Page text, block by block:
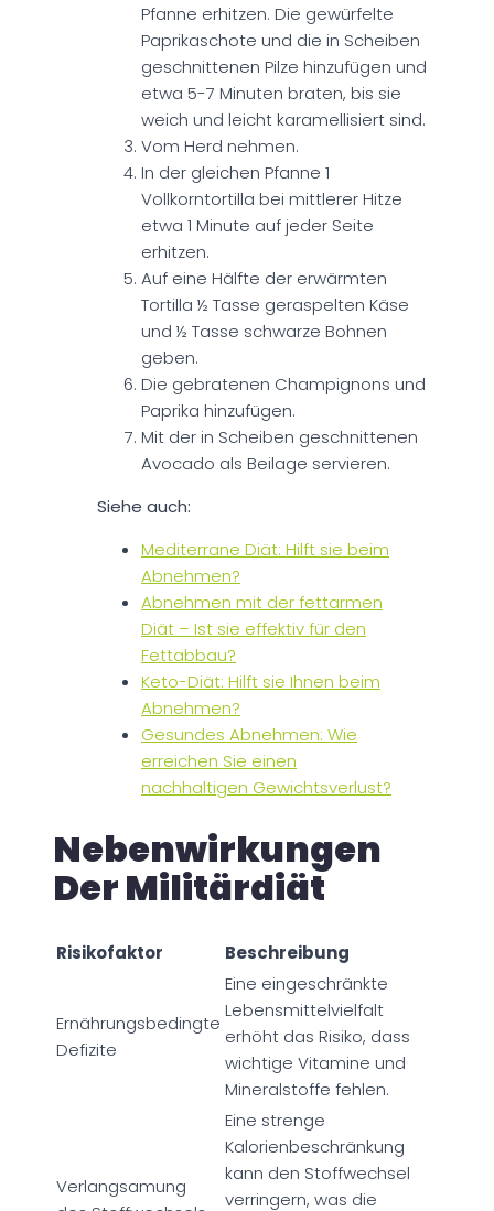
Pfanne erhitzen. Die gewürfelte
Paprikaschote und die in Scheiben
geschnittenen Pilze hinzufügen und
etwa 5-7 Minuten braten, bis sie
weich und leicht karamellisiert sind.
Vom Herd nehmen.
In der gleichen Pfanne 1
Vollkorntortilla bei mittlerer Hitze
etwa 1 Minute auf jeder Seite
erhitzen.
Auf eine Hälfte der erwärmten
Tortilla ½ Tasse geraspelten Käse
und ½ Tasse schwarze Bohnen
geben.
Die gebratenen Champignons und
Paprika hinzufügen.
Mit der in Scheiben geschnittenen
Avocado als Beilage servieren.
Siehe auch:
Mediterrane Diät: Hilft sie beim
Abnehmen?
Abnehmen mit der fettarmen
Diät – Ist sie effektiv für den
Fettabbau?
Keto-Diät: Hilft sie Ihnen beim
Abnehmen?
Gesundes Abnehmen: Wie
erreichen Sie einen
nachhaltigen Gewichtsverlust?
Nebenwirkungen
Der Militärdiät
Risikofaktor Beschreibung
Ernährungsbedingte
Defizite
Eine eingeschränkte
Lebensmittelvielfalt
erhöht das Risiko, dass
wichtige Vitamine und
Mineralstoffe fehlen.
Verlangsamung
Eine strenge
Kalorienbeschränkung
kann den Stoffwechsel
verringern, was die